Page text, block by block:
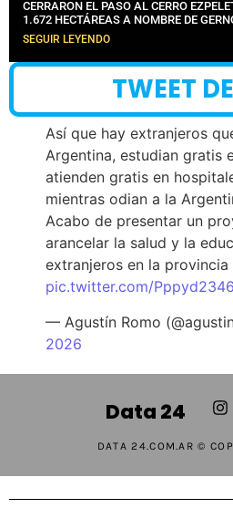
CERRARON EL PASO AL CERRO
1.672 HECTÁREAS A NOMBRE DE
SEGUIR LEYENDO
TWEET
Así que hay extranjeros
Argentina, estudian gratis
atienden gratis en
mientras odian a la
Acabo de presentar un
arancelar la salud y la
extranjeros en la provincia
pic.twitter.com/
— Agustín Romo
2026
Data 24
DATA 24.COM.AR ©